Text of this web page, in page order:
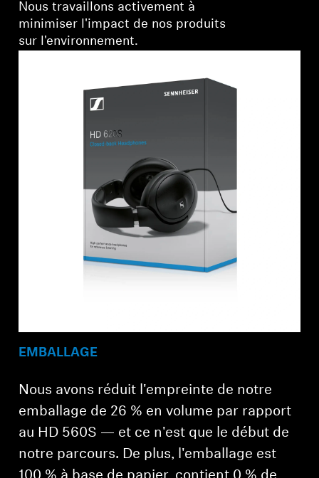
Nous travaillons activement à
minimiser l'impact de nos produits
sur l'environnement.
EMBALLAGE
Nous avons réduit l'empreinte de notre
emballage de 26 % en volume par rapport
au HD 560S — et ce n'est que le début de
notre parcours. De plus, l'emballage est